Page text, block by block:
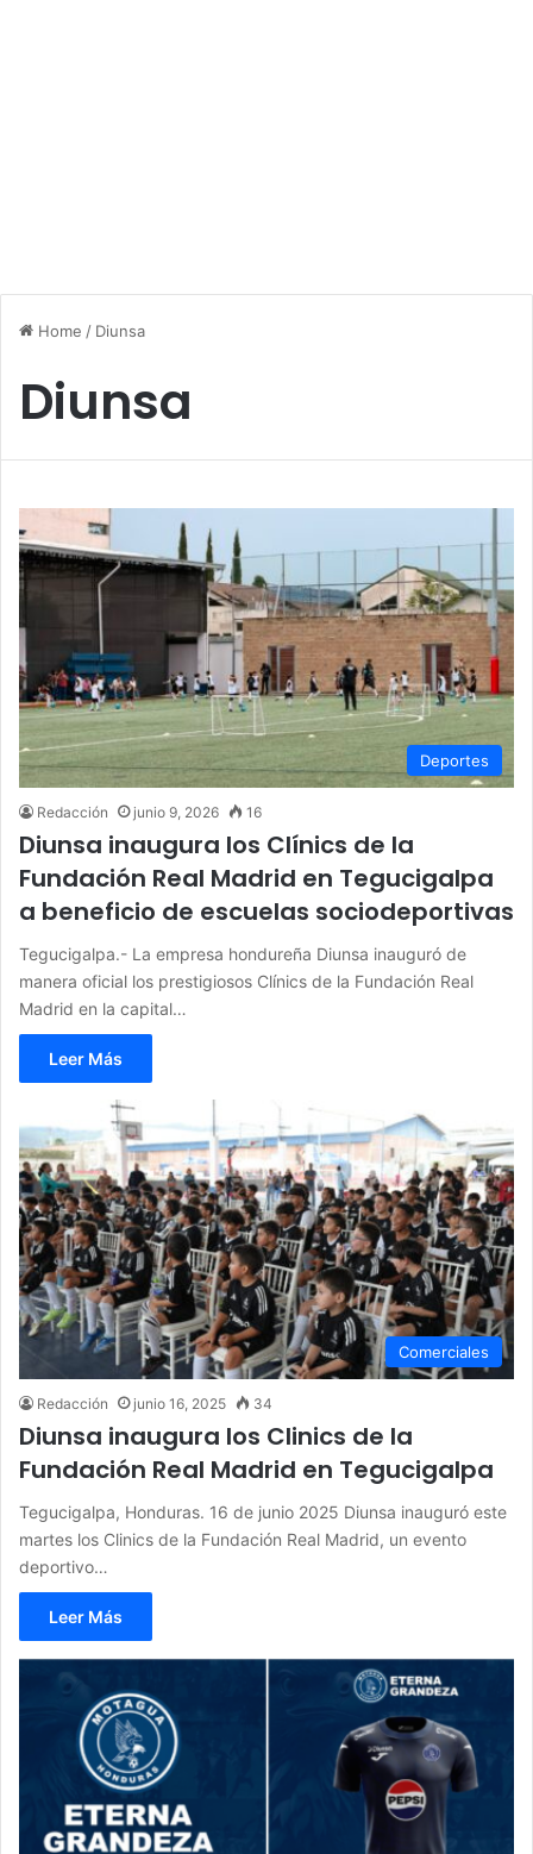
Home / Diunsa
Diunsa
Deportes
Redacción junio 9, 2026 16
Diunsa inaugura los Clínics de la
Fundación Real Madrid en Tegucigalpa
a beneficio de escuelas sociodeportivas
Tegucigalpa.- La empresa hondureña Diunsa inauguró de
manera oficial los prestigiosos Clínics de la Fundación Real
Madrid en la capital…
Leer Más
Comerciales
Redacción junio 16, 2025 34
Diunsa inaugura los Clinics de la
Fundación Real Madrid en Tegucigalpa
Tegucigalpa, Honduras. 16 de junio 2025 Diunsa inauguró este
martes los Clinics de la Fundación Real Madrid, un evento
deportivo…
Leer Más